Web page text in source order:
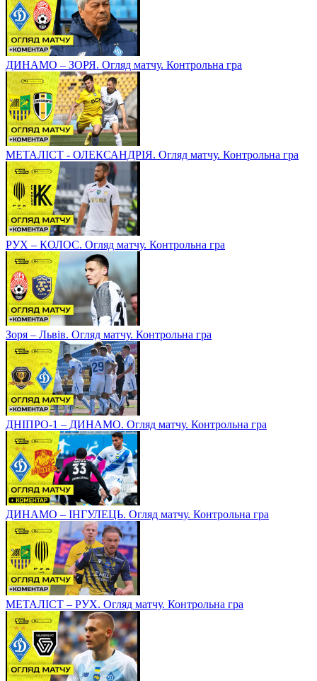
ДИНАМО – ЗОРЯ. Огляд матчу. Контрольна гра
МЕТАЛІСТ - ОЛЕКСАНДРІЯ. Огляд матчу. Контрольна гра
РУХ – КОЛОС. Огляд матчу. Контрольна гра
Зоря – Львів. Огляд матчу. Контрольна гра
ДНІПРО-1 – ДИНАМО. Огляд матчу. Контрольна гра
ДИНАМО – ІНГУЛЕЦЬ. Огляд матчу. Контрольна гра
МЕТАЛІСТ – РУХ. Огляд матчу. Контрольна гра